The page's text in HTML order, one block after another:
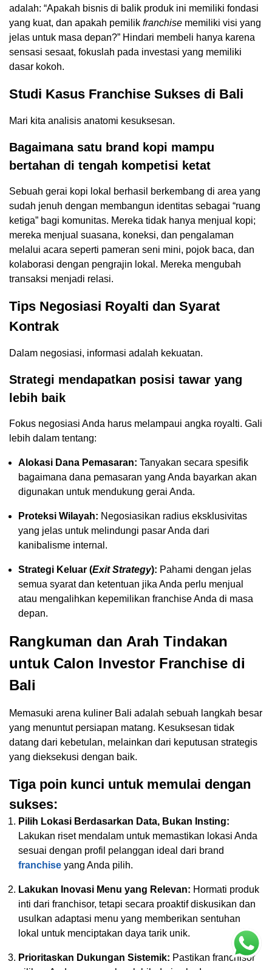
adalah: “Apakah bisnis di balik produk ini memiliki fondasi
yang kuat, dan apakah pemilik franchise memiliki visi yang
jelas untuk masa depan?” Hindari membeli hanya karena
sensasi sesaat, fokuslah pada investasi yang memiliki
dasar kokoh.
Studi Kasus Franchise Sukses di Bali
Mari kita analisis anatomi kesuksesan.
Bagaimana satu brand kopi mampu
bertahan di tengah kompetisi ketat
Sebuah gerai kopi lokal berhasil berkembang di area yang
sudah jenuh dengan membangun identitas sebagai “ruang
ketiga” bagi komunitas. Mereka tidak hanya menjual kopi;
mereka menjual suasana, koneksi, dan pengalaman
melalui acara seperti pameran seni mini, pojok baca, dan
kolaborasi dengan pengrajin lokal. Mereka mengubah
transaksi menjadi relasi.
Tips Negosiasi Royalti dan Syarat
Kontrak
Dalam negosiasi, informasi adalah kekuatan.
Strategi mendapatkan posisi tawar yang
lebih baik
Fokus negosiasi Anda harus melampaui angka royalti. Gali
lebih dalam tentang:
Alokasi Dana Pemasaran: Tanyakan secara spesifik
bagaimana dana pemasaran yang Anda bayarkan akan
digunakan untuk mendukung gerai Anda.
Proteksi Wilayah: Negosiasikan radius eksklusivitas
yang jelas untuk melindungi pasar Anda dari
kanibalisme internal.
Strategi Keluar (Exit Strategy): Pahami dengan jelas
semua syarat dan ketentuan jika Anda perlu menjual
atau mengalihkan kepemilikan franchise Anda di masa
depan.
Rangkuman dan Arah Tindakan
untuk Calon Investor Franchise di
Bali
Memasuki arena kuliner Bali adalah sebuah langkah besar
yang menuntut persiapan matang. Kesuksesan tidak
datang dari kebetulan, melainkan dari keputusan strategis
yang dieksekusi dengan baik.
Tiga poin kunci untuk memulai dengan
sukses:
Pilih Lokasi Berdasarkan Data, Bukan Insting:
Lakukan riset mendalam untuk memastikan lokasi Anda
sesuai dengan profil pelanggan ideal dari brand
franchise yang Anda pilih.
Lakukan Inovasi Menu yang Relevan: Hormati produk
inti dari franchisor, tetapi secara proaktif diskusikan dan
usulkan adaptasi menu yang memberikan sentuhan
lokal untuk menciptakan daya tarik unik.
Prioritaskan Dukungan Sistemik: Pastikan franchisor